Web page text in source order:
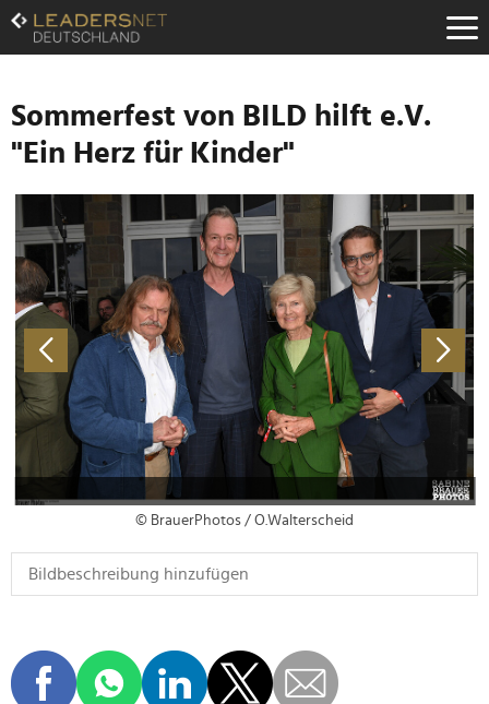
Zum
Inhalt
Zur
Navigation
Zur
Hauptnavigation
Sommerfest von BILD hilft e.V.
"Ein Herz für Kinder"
© BrauerPhotos / O.Walterscheid